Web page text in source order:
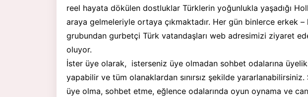
reel hayata dökülen dostluklar Türklerin yoğunlukla yaşadığı
araya gelmeleriyle ortaya çıkmaktadır. Her gün binlerce erkek –
grubundan gurbetçi Türk vatandaşları web adresimizi ziyaret
oluyor.
İster üye olarak, isterseniz üye olmadan sohbet odalarına
yapabilir ve tüm olanaklardan sınırsız şekilde
üye olma, sohbet etme, eğlence odalarında oyun oynama ve